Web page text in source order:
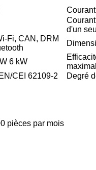
d'un
Fi, CAN, DRM
6 kW
CEI 62109-2 Degré
pièces par mois